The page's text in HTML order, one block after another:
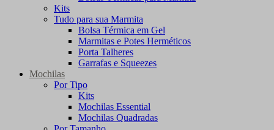
Kits
Tudo para sua Marmita
Bolsa Térmica em Gel
Marmitas e Potes Herméticos
Porta Talheres
Garrafas e Squeezes
Mochilas
Por Tipo
Kits
Mochilas Essential
Mochilas Quadradas